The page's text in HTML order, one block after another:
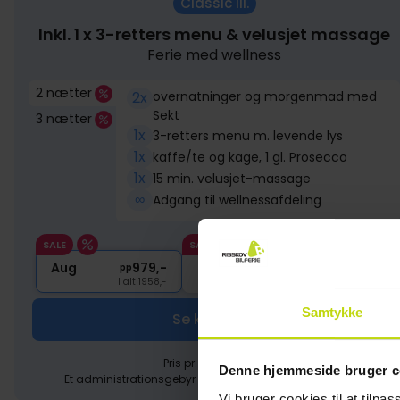
Samtykke
Denne hjemmeside bruger
Inkl. 1 x 3-retters menu & velusjet massage
Ferie med wellness
2 nætter
3 nætter
2x overnatninger og morgenmad med
Sekt
1x 3-retters menu m. levende lys
1x kaffe/te og kage, 1 gl. Prosecco
1x 15 min. velusjet-massage
∞ Adgang til wellnessafdeling
SALE
Aug pp979,-
I alt 1958,-
SALE
Se kalender
Pris pr. person (pp).
Et administrationsgebyr på 89,- pr. booking pålægges.